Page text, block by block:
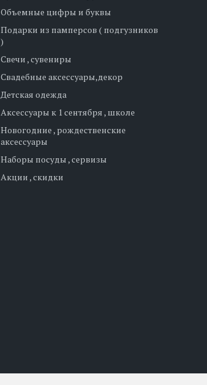
Объемные цифры и буквы
Подарки из памперсов ( подгузников
)
Свечи , сувениры
Свадебные аксессуары,декор
Детская одежда
Аксессуары к 1 сентября , школе
Новогодние , рождественские
аксессуары
Наборы посуды , сервизы
Акции , скидки